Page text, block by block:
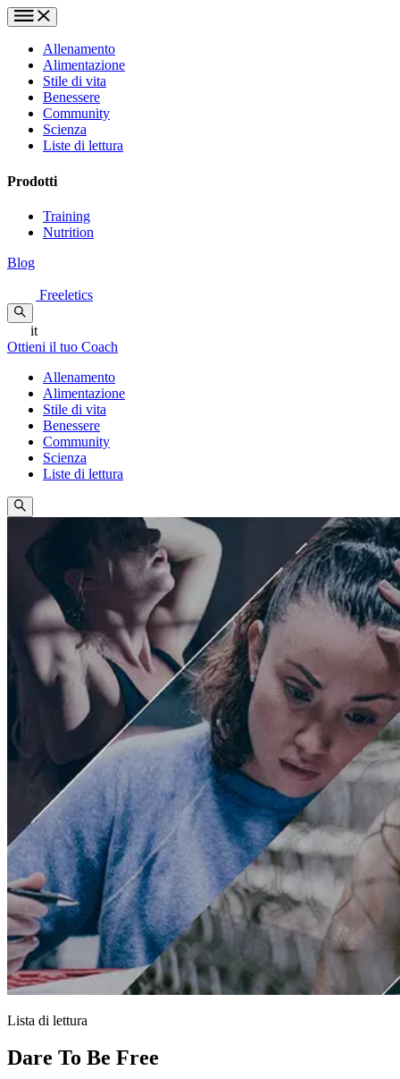
Allenamento
Alimentazione
Stile di vita
Benessere
Community
Scienza
Liste di lettura
Prodotti
Training
Nutrition
Blog
Freeletics
it
Ottieni il tuo Coach
Allenamento
Alimentazione
Stile di vita
Benessere
Community
Scienza
Liste di lettura
Lista di lettura
Dare To Be Free